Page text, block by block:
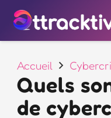
Accueil
Quels
de